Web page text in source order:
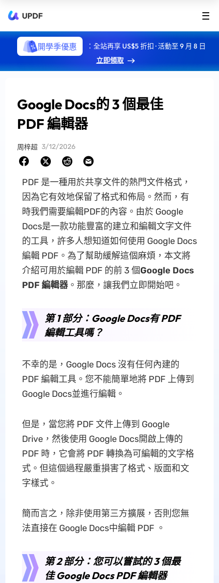
UPDF
開學季優惠
：全站再享 US$5 折扣 · 活動至 9 月 8 日
立即領取
Google Docs的 3 個最佳
PDF 編輯器
周梓超 3/12/2026
PDF 是一種用於共享文件的熱門文件格式，
因為它有效地保留了格式和佈局。然而，有
時我們需要編輯PDF的內容。由於 Google
Docs是一款功能豐富的建立和編輯文字文件
的工具，許多人想知道如何使用 Google Docs
編輯 PDF。為了幫助緩解這個麻煩，本文將
介紹可用於編輯 PDF 的前 3 個Google Docs
PDF 編輯器。那麼，讓我們立即開始吧。
第 1 部分：Google Docs有 PDF
編輯工具嗎？
不幸的是，Google Docs 沒有任何內建的
PDF 編輯工具。您不能簡單地將 PDF 上傳到
Google Docs並進行編輯。
但是，當您將 PDF 文件上傳到 Google
Drive，然後使用 Google Docs開啟上傳的
PDF 時，它會將 PDF 轉換為可編輯的文字格
式。但這個過程嚴重損害了格式、版面和文
字樣式。
簡而言之，除非使用第三方擴展，否則您無
法直接在 Google Docs中編輯 PDF 。
第 2 部分：您可以嘗試的 3 個最
佳 Google Docs PDF 編輯器